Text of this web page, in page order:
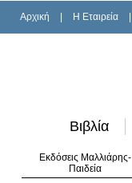
Αρχική H Εταιρεία
Βιβλία
Εκδόσεις Μαλλιάρης-
Παιδεία